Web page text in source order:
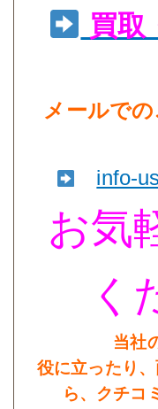
買取
メールで
info-
お気
く
当社
役に立ったり
ら、クチコ